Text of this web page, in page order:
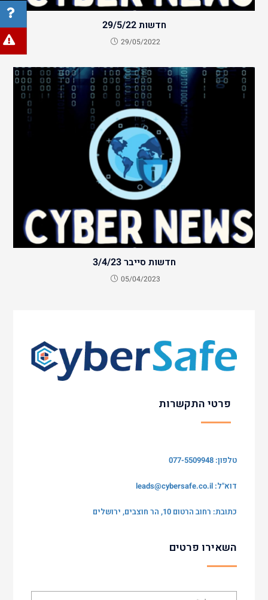
חדשות 29/5/22
29/05/2022
חדשות סייבר 3/4/23
05/04/2023
פרטי התקשרות
טלפון: 077-5509948
דוא"ל:leads@cybersafe.co.il
כתובת: רחוב הרטום 10, הר חוצבים, ירושלים
השאירו פרטים